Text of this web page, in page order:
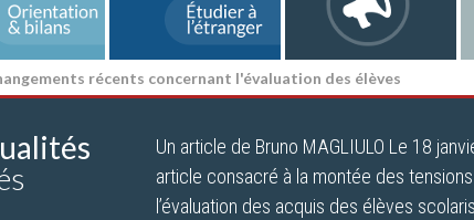
récents concernant l'évaluation des élèves
Un article de Bruno MAGLIULO Le 18
article consacré à la montée des
l’évaluation des acquis des élèves